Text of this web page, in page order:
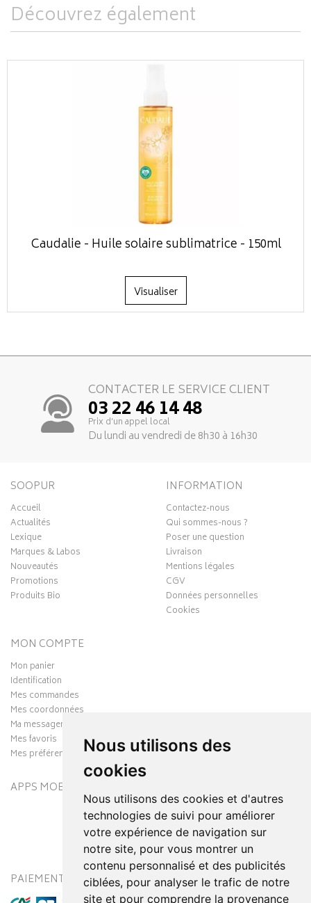
Nous utilisons des
cookies
Nous utilisons des cookies et d'autres
technologies de suivi pour améliorer
votre expérience de navigation sur
notre site, pour vous montrer un
contenu personnalisé et des publicités
ciblées, pour analyser le trafic de notre
site et pour comprendre la provenance
Découvrez également
Caudalie - Huile solaire sublimatrice - 150ml
Visualiser
CONTACTER LE SERVICE CLIENT
03 22 46 14 48
Prix d’un appel local
Du lundi au vendredi de 8h30 à 16h30
SOOPUR
Accueil
Actualités
Lexique
Marques & Labos
Nouveautés
Promotions
Produits Bio
INFORMATION
Contactez-nous
Qui sommes-nous ?
Poser une question
Livraison
Mentions légales
CGV
Données personnelles
Cookies
MON COMPTE
Mon panier
Identification
Mes commandes
Mes coordonnées
Ma messagerie
Mes favoris
Mes préférences Cookies
APPS MOBILES
PAIEMENT SÉCURISÉ MODES DE LIVRAISON